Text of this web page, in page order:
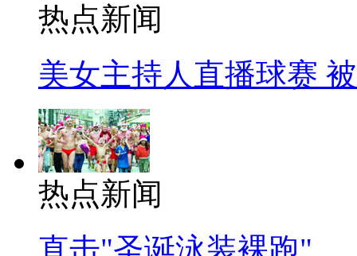
热点新闻
美女主持人直播球赛
热点新闻
直击"圣诞泳装裸跑"